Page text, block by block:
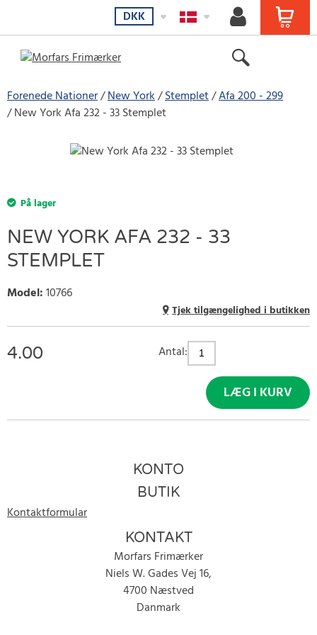
DKK
Forenede Nationer New York Stemplet Afa 200 - 299
New York Afa 232 - 33 Stemplet
På lager
NEW YORK AFA 232 - 33
STEMPLET
Model:10766
Tjek tilgængelighed i butikken
4.00 Antal:
LÆG I KURV
KONTO
BUTIK
Kontaktformular
KONTAKT
Morfars Frimærker
Niels W. Gades Vej 16,
4700 Næstved
Danmark